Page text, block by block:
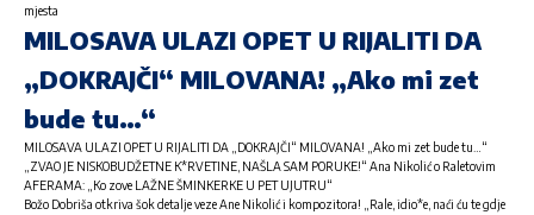
mjesta
MILOSAVA ULAZI OPET U RIJALITI DA
„DOKRAJČI“ MILOVANA! „Ako mi zet
bude tu…“
MILOSAVA ULAZI OPET U RIJALITI DA „DOKRAJČI“ MILOVANA! „Ako mi zet bude tu…“
„ZVAO JE NISKOBUDŽETNE K*RVETINE, NAŠLA SAM PORUKE!“ Ana Nikolić o Raletovim
AFERAMA: „Ko zove LAŽNE ŠMINKERKE U PET UJUTRU“
Božo Dobriša otkriva šok detalje veze Ane Nikolić i kompozitora! „Rale, idio*e, naći ću te gdje